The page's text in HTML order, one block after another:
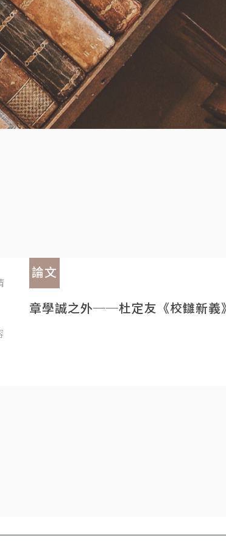
論文
章學誠之外──杜定友《校讎新義